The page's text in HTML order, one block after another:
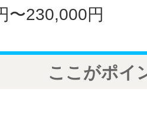
〜230,000円
ここがポイ